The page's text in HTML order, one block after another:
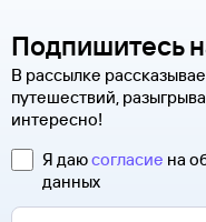
Подпишитесь
В рассылке
путешествий,
интересно!
Я даюсогласие на
данных